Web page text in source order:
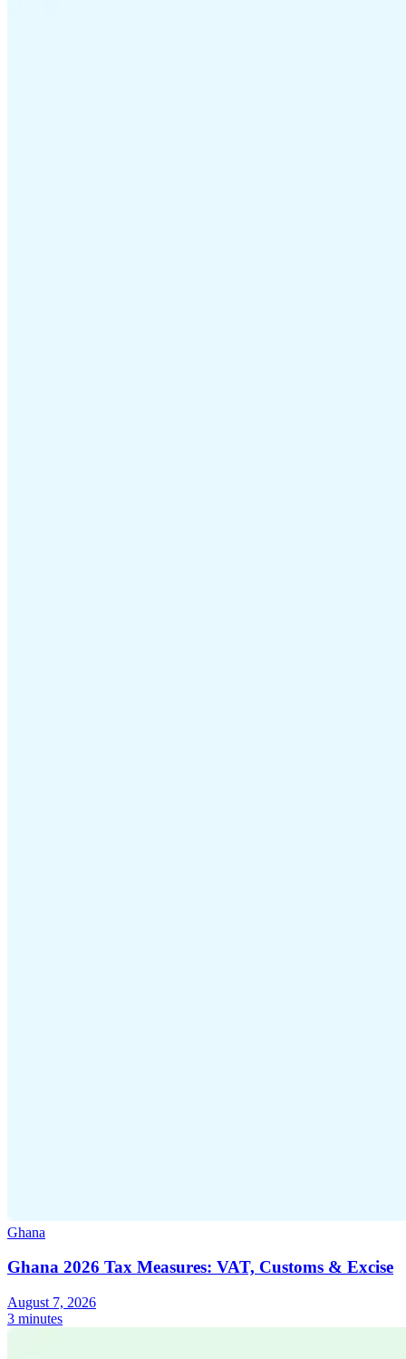
Ghana
Ghana 2026 Tax Measures: VAT, Customs & Excise
August 7, 2026
3 minutes